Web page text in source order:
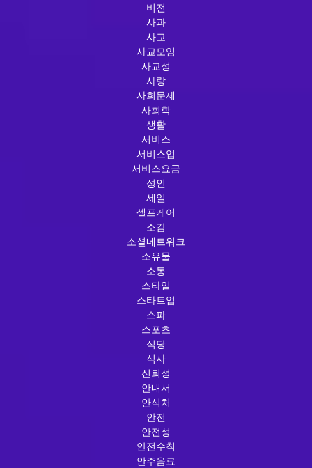
비전
사과
사교
사교모임
사교성
사랑
사회문제
사회학
생활
서비스
서비스업
서비스요금
성인
세일
셀프케어
소감
소셜네트워크
소유물
소통
스타일
스타트업
스파
스포츠
식당
식사
신뢰성
안내서
안식처
안전
안전성
안전수칙
안주음료